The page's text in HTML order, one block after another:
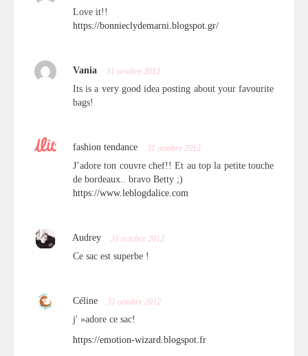
Love it!!
https://bonnieclydemarni.blogspot.gr/
Vania 31 octobre 2012
Its is a very good idea posting about your favourite
bags!
fashion tendance 31 octobre 2012
J’adore ton couvre chef!! Et au top la petite touche
de bordeaux.. bravo Betty ;)
https://www.leblogdalice.com
Audrey 31 octobre 2012
Ce sac est superbe !
Céline 31 octobre 2012
j' »adore ce sac!
https://emotion-wizard.blogspot.fr